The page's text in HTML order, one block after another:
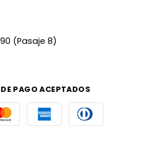
(Pasaje 8)
PAGO ACEPTADOS